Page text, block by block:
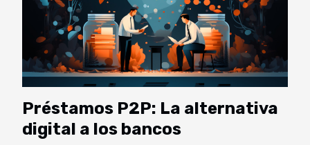
Préstamos P2P: La alternativa
digital a los bancos